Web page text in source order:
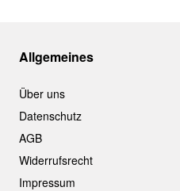
Allgemeines
Über uns
Datenschutz
AGB
Widerrufsrecht
Impressum